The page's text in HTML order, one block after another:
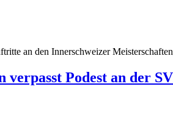
an den Innerschweizer Meisterschaften
Podest an der